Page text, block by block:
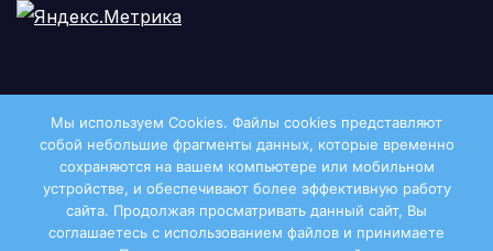
Мы используем Cookies. Файлы сookies представляют
собой небольшие фрагменты данных, которые временно
сохраняются на вашем компьютере или мобильном
устройстве, и обеспечивают более эффективную работу
сайта. Продолжая просматривать данный сайт, Вы
соглашаетесь с использованием файлов и принимаете